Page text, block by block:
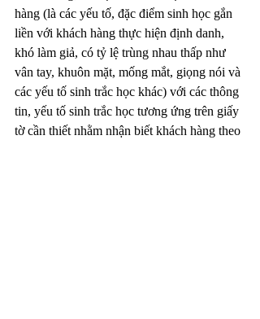
hàng (là các yếu tố, đặc điểm sinh học gắn
liền với khách hàng thực hiện định danh,
khó làm giả, có tỷ lệ trùng nhau thấp như
vân tay, khuôn mặt, mống mắt, giọng nói và
các yếu tố sinh trắc học khác) với các thông
tin, yếu tố sinh trắc học tương ứng trên giấy
tờ cần thiết nhằm nhận biết khách hàng theo